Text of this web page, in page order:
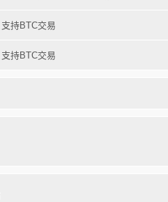
支持BTC交易
支持BTC交易